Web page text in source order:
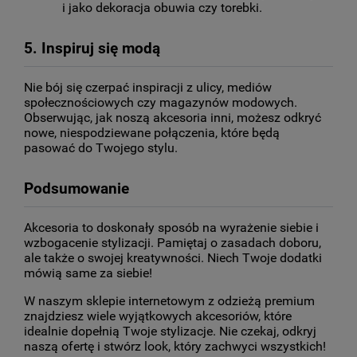
i jako dekoracja obuwia czy torebki.
5. Inspiruj się modą
Nie bój się czerpać inspiracji z ulicy, mediów
społecznościowych czy magazynów modowych.
Obserwując, jak noszą akcesoria inni, możesz odkryć
nowe, niespodziewane połączenia, które będą
pasować do Twojego stylu.
Podsumowanie
Akcesoria to doskonały sposób na wyrażenie siebie i
wzbogacenie stylizacji. Pamiętaj o zasadach doboru,
ale także o swojej kreatywności. Niech Twoje dodatki
mówią same za siebie!
W naszym sklepie internetowym z odzieżą premium
znajdziesz wiele wyjątkowych akcesoriów, które
idealnie dopełnią Twoje stylizacje. Nie czekaj, odkryj
naszą ofertę i stwórz look, który zachwyci wszystkich!